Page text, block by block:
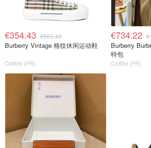
€354.43 €660.45
Burberry Vintage 格纹休闲运动鞋
Cettire (FR)
€734.22
Burberry
特包
Cettire (FR)